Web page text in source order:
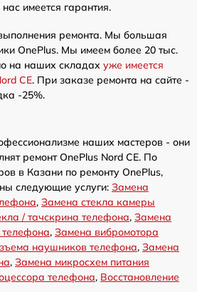
имеется гарантия.
ремонта. Мы большая
OnePlus. Мы имеем более 20 тыс.
на наших складах уже имеется
CE. При заказе ремонта на сайте -
-25%.
наших мастеров - они
ремонт OnePlus Nord CE. По
в Казани по ремонту OnePlus,
следующие услуги: Замена
, Замена стекла камеры
/ тачскрина телефона, Замена
телефона, Замена вибромотора
наушников телефона, Замена
, Замена микросхем питания
телефона, Восстановление